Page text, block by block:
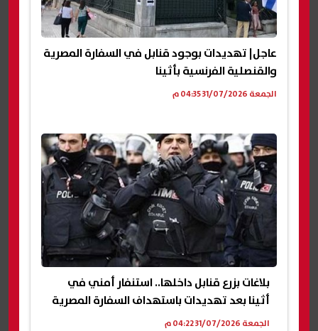
عاجل| تهديدات بوجود قنابل في السفارة المصرية
والقنصلية الفرنسية بأثينا
الجمعة 31/07/2026 04:35 م
بلاغات بزرع قنابل داخلها.. استنفار أمني في
أثينا بعد تهديدات باستهداف السفارة المصرية
الجمعة 31/07/2026 04:22 م